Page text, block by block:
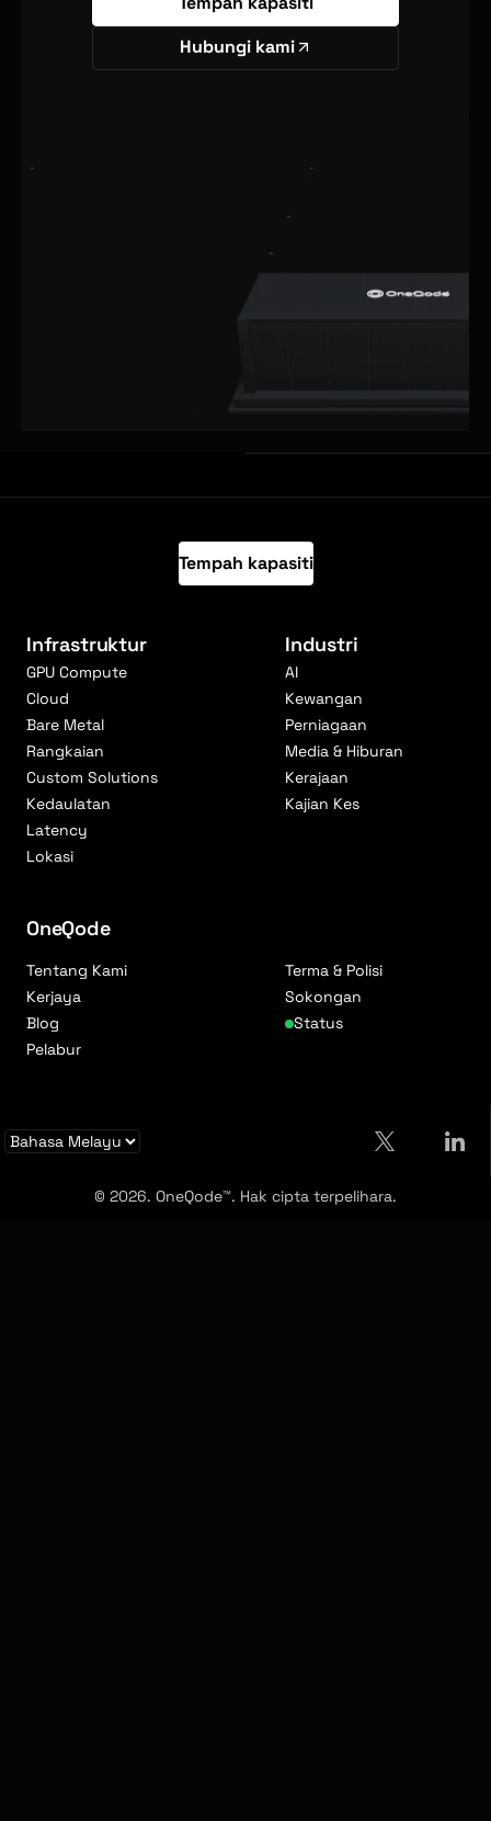
Hubungi kami
Tempah kapasiti
Infrastruktur
GPU Compute
Cloud
Bare Metal
Rangkaian
Custom Solutions
Kedaulatan
Latency
Lokasi
Industri
AI
Kewangan
Perniagaan
Media & Hiburan
Kerajaan
Kajian Kes
OneQode
Tentang Kami
Kerjaya
Blog
Pelabur
Terma & Polisi
Sokongan
Status
© 2026. OneQode™. Hak cipta terpelihara.